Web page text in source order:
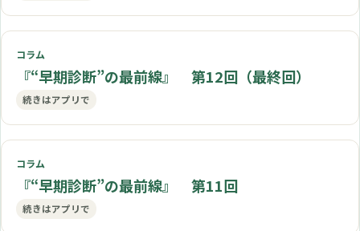
コラム
『“早期診断”の最前線』 第12回（最終回）
続きはアプリで
コラム
『“早期診断”の最前線』 第11回
続きはアプリで